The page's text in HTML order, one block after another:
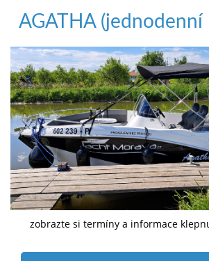
AGATHA (jednodenní
zobrazte si termíny a informace